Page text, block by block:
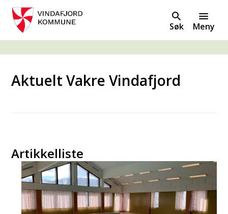
Søk Meny
Du er her:
Aktuelt Vakre Vindafjord
Artikkelliste